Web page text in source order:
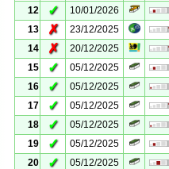
12
✓ 10/01/2026
13
✗ 23/12/2025
14
✗ 20/12/2025
15
✓ 05/12/2025
16
✓ 05/12/2025
17
✓ 05/12/2025
18
✓ 05/12/2025
19
✓ 05/12/2025
20
✓ 05/12/2025